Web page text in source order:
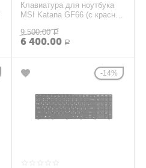
Клавиатура для ноутбука
MSI Katana GF66 (c красной
9 500.00 Р
6 400.00 Р
14%